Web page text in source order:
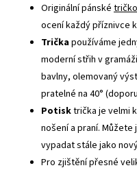
Originální pánské tričko
ocení každý příznivce
Tričkapoužíváme
moderní střih v
bavlny, olemovaný
pratelné na 40°
Potisktrička je velmi
nošení a praní.
vypadat stále jako
Pro zjištění přesné